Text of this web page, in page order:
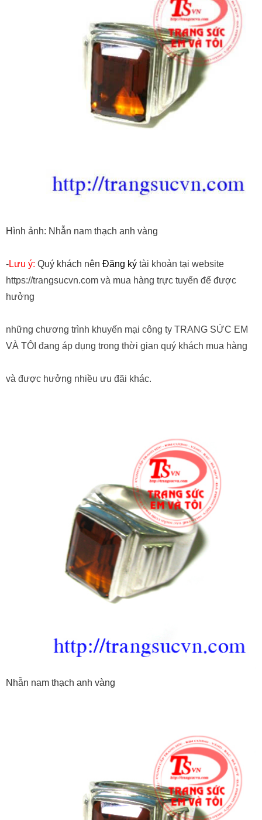
Hình ảnh: Nhẫn nam thạch anh vàng
-Lưu ý: Quý khách nên Đăng ký tài khoản tại website
https://trangsucvn.com và mua hàng trực tuyến để được
hưởng
những chương trình khuyến mại công ty TRANG SỨC EM
VÀ TÔI đang áp dụng trong thời gian quý khách mua hàng
và được hưởng nhiều ưu đãi khác.
Nhẫn nam thạch anh vàng